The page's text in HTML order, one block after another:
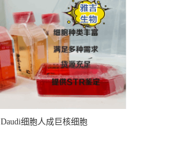
Daudi细胞人成巨核细胞